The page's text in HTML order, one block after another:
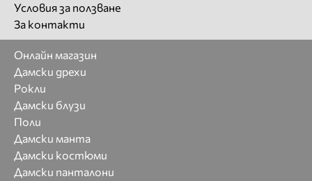
Условия за ползване
За контакти
Онлайн магазин
Дамски дрехи
Рокли
Дамски блузи
Поли
Дамски манта
Дамски костюми
Дамски панталони